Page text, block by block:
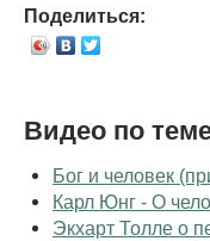
Поделиться:
Видео по
Бог и человек
Карл Юнг - О
Экхарт Толле о